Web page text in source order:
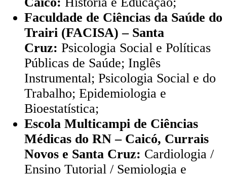
Faculdade de Ciências da Saúde do
Trairi (FACISA) – Santa
Cruz: Psicologia Social e Políticas
Públicas de Saúde; Inglês
Instrumental; Psicologia Social e do
Trabalho; Epidemiologia e
Bioestatística;
Escola Multicampi de Ciências
Médicas do RN – Caicó, Currais
Novos e Santa Cruz: Cardiologia /
Ensino Tutorial / Semiologia e